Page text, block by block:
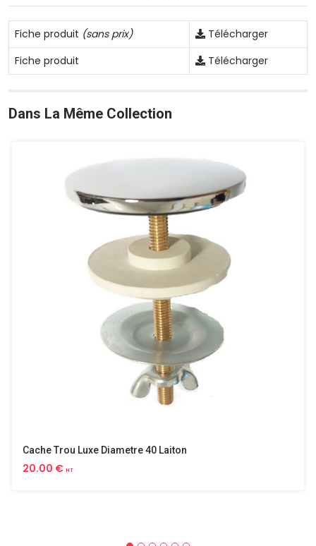
Fiche produit (sans prix)
Télécharger
Fiche produit
Télécharger
Dans La Même Collection
Cache Trou Luxe Diametre 40 Laiton
20.00 € HT